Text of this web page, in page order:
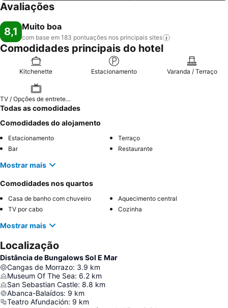
Avaliações
8,1 Muito boa
com base em 183 pontuações nos principais sites
Comodidades principais do hotel
Kitchenette Estacionamento Varanda / Terraço
TV / Opções de entretenimento
Todas as comodidades
Comodidades do alojamento
Estacionamento
Terraço
Bar
Restaurante
Mostrar mais
Comodidades nos quartos
Casa de banho com chuveiro
Aquecimento central
TV por cabo
Cozinha
Mostrar mais
Localização
Distância de Bungalows Sol E Mar
Cangas de Morrazo: 3.9 km
Museum Of The Sea: 6.2 km
San Sebastian Castle: 8.8 km
Abanca-Balaídos: 9 km
Teatro Afundación: 9 km